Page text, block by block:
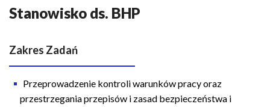
e
ż
a
n
a
Stanowisko ds. BHP
Zakres Zadań
Przeprowadzenie kontroli warunków pracy oraz
przestrzegania przepisów i zasad bezpieczeństwa i